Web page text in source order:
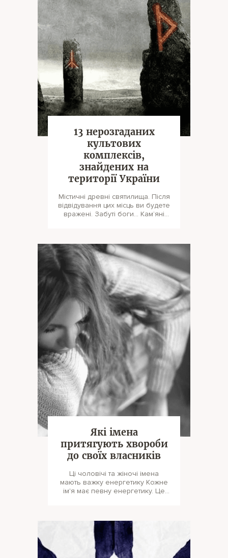
13 нерозгаданих
культових
комплексів,
знайдених на
території України
Містичні древні святилища. Після
відвідування цих місць ви будете
вражені. Забуті боги… Кам’яні
Які імена
притягують хвороби
до своїх власників
Ці чоловічі та жіночі імена
мають важку енергетику Кожне
ім'я має певну енергетику. Це